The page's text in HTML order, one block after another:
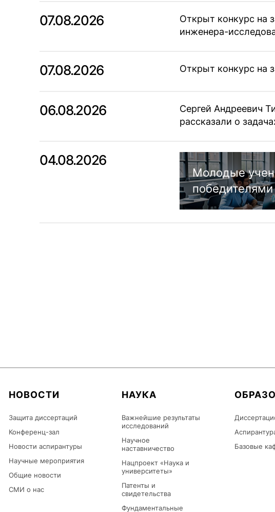
07.08.2026
Открыт конкурс на
инженера-
07.08.2026 Открыт конкурс на
06.08.2026
Сергей Андреевич
рассказали о
04.08.2026
Молодые
НОВОСТИ
Защита диссертаций
Конференц-зал
Новости аспирантуры
Научные мероприятия
Общие новости
СМИ о нас
НАУКА
Важнейшие результаты
исследований
Научное
наставничество
Нацпроект «Наука и
университеты»
Патенты и
свидетельства
Фундаментальные
Базовые